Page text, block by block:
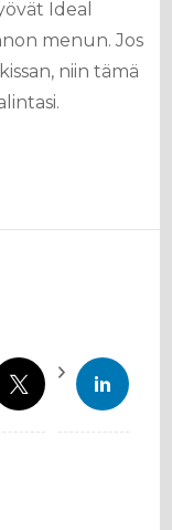
Ideal
menun. Jos
niin tämä